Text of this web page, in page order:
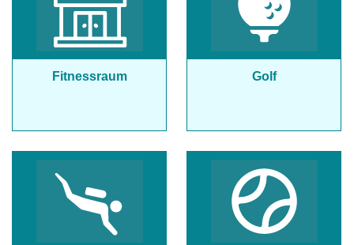
Fitnessraum Golf